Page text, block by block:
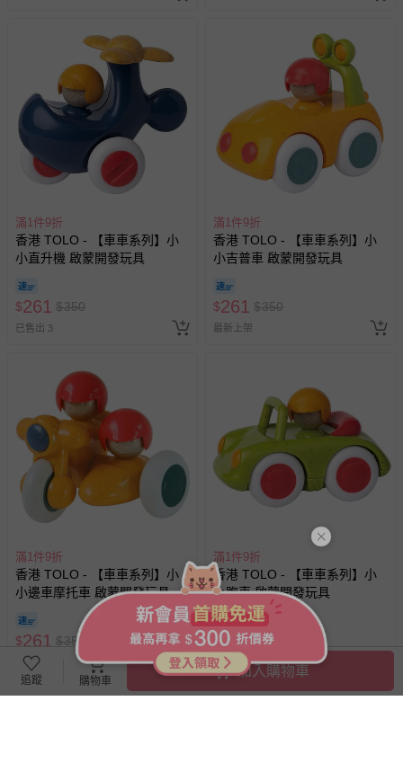
滿1件9折
香港 TOLO - 【車車系列】小
小直升機 啟蒙開發玩具
$261 $350
已售出 3
滿1件9折
香港 TOLO - 【車車系列】小
小吉普車 啟蒙開發玩具
$261 $350
最新上架
滿1件9折
香港 TOLO - 【車車系列】小
小邊車摩托車 啟蒙開發玩具
$261 $350
已售出 1
滿1件9折
香港 TOLO - 【車車系列】小
小跑車 啟蒙開發玩具
$261 $350
已售出 1
追蹤 購物車
加入購物車